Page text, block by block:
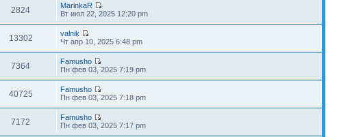
2824
MarinkaR
Вт июл 22, 2025 12:20 pm
13302
valnik
Чт апр 10, 2025 6:48 pm
7364
Famusho
Пн фев 03, 2025 7:19 pm
40725
Famusho
Пн фев 03, 2025 7:18 pm
7172
Famusho
Пн фев 03, 2025 7:17 pm